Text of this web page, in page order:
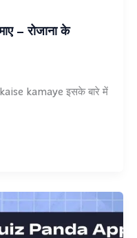
– रोजाना के
kamaye इसके बारे में